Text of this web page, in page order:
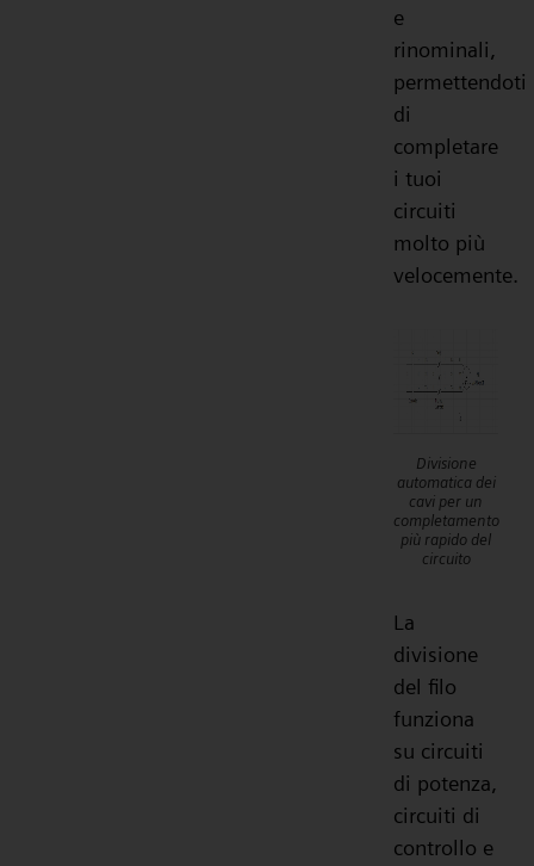
e
rinominali,
permettendoti
di
completare
i tuoi
circuiti
molto più
velocemente.
Divisione
automatica dei
cavi per un
completamento
più rapido del
circuito
La
divisione
del filo
funziona
su circuiti
di potenza,
circuiti di
controllo e